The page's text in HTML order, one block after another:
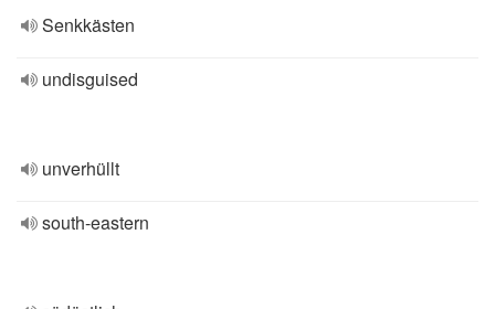
Senkkästen
undisguised
unverhüllt
south-eastern